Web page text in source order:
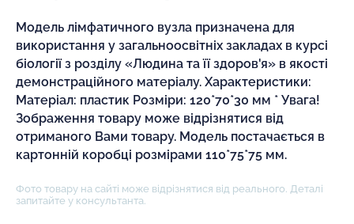
Модель лімфатичного вузла призначена для
використання у загальноосвітніх закладах в курсі
біології з розділу «Людина та її здоров'я» в якості
демонстраційного матеріалу. Характеристики:
Матеріал: пластик Розміри: 120*70*30 мм * Увага!
Зображення товару може відрізнятися від
отриманого Вами товару. Модель постачається в
картонній коробці розмірами 110*75*75 мм.
Фото товару на сайті може відрізнятися від реального. Деталі
запитайте у консультанта.